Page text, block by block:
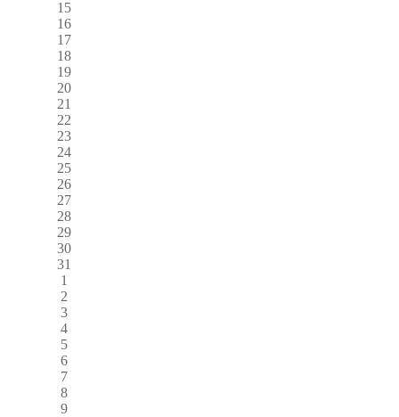
15
16
17
18
19
20
21
22
23
24
25
26
27
28
29
30
31
1
2
3
4
5
6
7
8
9